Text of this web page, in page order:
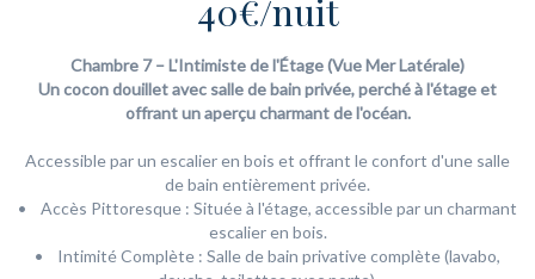
40€/nuit
Chambre 7 – L'Intimiste de l'Étage (Vue Mer Latérale)
Un cocon douillet avec salle de bain privée, perché à l'étage et
offrant un aperçu charmant de l'océan.
Accessible par un escalier en bois et offrant le confort d'une salle
de bain entièrement privée.
• Accès Pittoresque : Située à l'étage, accessible par un charmant
escalier en bois.
• Intimité Complète : Salle de bain privative complète (lavabo,